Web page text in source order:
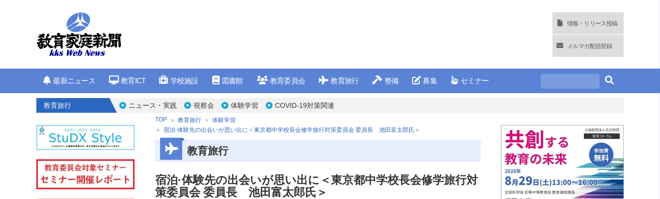
情報・リリース投稿
メルマガ配信登録
最新ニュース 教育ICT 学校施設 図書館 教育委員会 教育旅行 整備 募集 セミナー
教育旅行 ニュース・実践 視察会 体験学習 COVID-19対策関連
TOP 教育旅行
体験学習
宿泊·体験先の出会いが思い出に＜東京都中学校長会修学旅行対策委員会 委員長 池田富太郎氏＞
教育旅行
宿泊·体験先の出会いが思い出に＜東京都中学校長会修学旅行対
策委員会 委員長 池田富太郎氏＞